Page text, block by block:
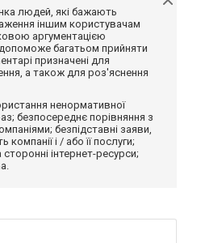
людей, які бажають
іншим користувачам
аргументацією
багатьом прийняти
призначені для
а також для роз'яснення
ненормативної
безпосереднє порівняння з
безпідставні заяви,
і / або її послуги;
інтернет-ресурси;